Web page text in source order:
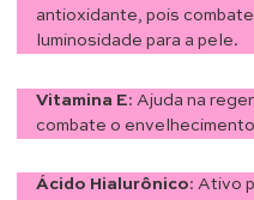
antioxidante, pois
luminosidade para a pele.
Vitamina E: Ajuda na
combate o
Ácido Hialurônico: Ativo